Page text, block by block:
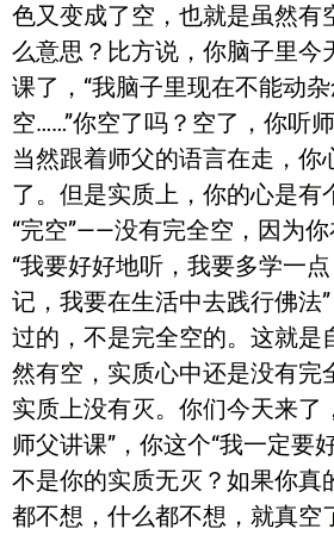
色又变成了空，也就是虽然有
么意思？比方说，你脑子里今
课了，“我脑子里现在不能动
空……”你空了吗？空了，你听
当然跟着师父的语言在走，你
了。但是实质上，你的心是有
“完空”——没有完全空，因为
“我要好好地听，我要多学一
记，我要在生活中去践行佛法
过的，不是完全空的。这就是
然有空，实质心中还是没有完
实质上没有灭。你们今天来了
师父讲课”，你这个“我一定要
不是你的实质无灭？如果你真
都不想，什么都不想，就真空